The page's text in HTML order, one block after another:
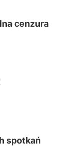
cenzura
spotkań